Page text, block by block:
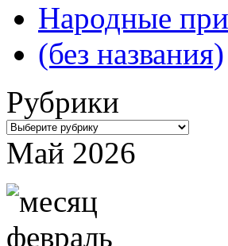
Народные
(без названия)
Рубрики
Рубрики
Май 2026